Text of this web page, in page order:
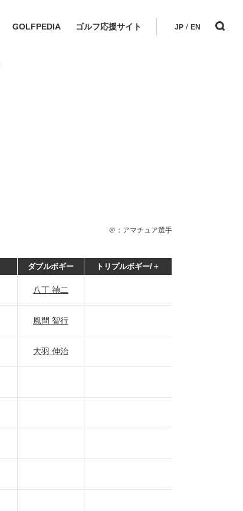
GOLFPEDIA ゴルフ応援サイト JP / EN
＠：アマチュア選手
ダブルボギー トリプルボギー/＋
八丁 禎二
風間 智行
大羽 伸治